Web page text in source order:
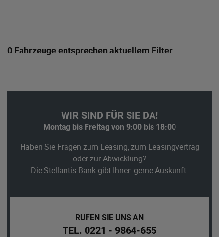
0 Fahrzeuge entsprechen aktuellem Filter
WIR SIND FÜR SIE DA!
Montag bis Freitag von 9:00 bis 18:00
Haben Sie Fragen zum Leasing, zum Leasingvertrag
oder zur Abwicklung?
Die Stellantis Bank gibt Ihnen gerne Auskunft.
RUFEN SIE UNS AN
TEL. 0221 - 9864-655